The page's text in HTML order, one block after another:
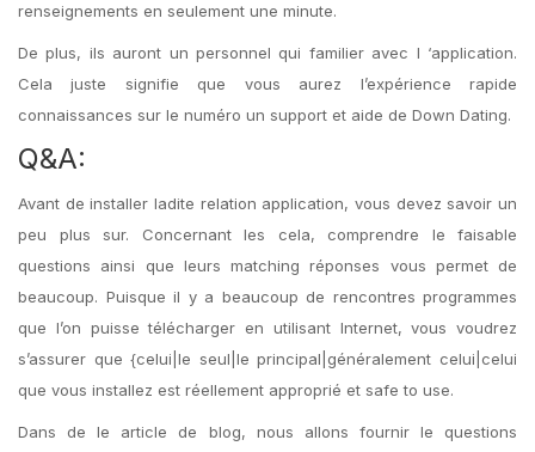
renseignements en seulement une minute.
De plus, ils auront un personnel qui familier avec l ‘application.
Cela juste signifie que vous aurez l’expérience rapide
connaissances sur le numéro un support et aide de Down Dating.
Q&A:
Avant de installer ladite relation application, vous devez savoir un
peu plus sur. Concernant les cela, comprendre le faisable
questions ainsi que leurs matching réponses vous permet de
beaucoup. Puisque il y a beaucoup de rencontres programmes
que l’on puisse télécharger en utilisant Internet, vous voudrez
s’assurer que {celui|le seul|le principal|généralement celui|celui
que vous installez est réellement approprié et safe to use.
Dans de le article de blog, nous allons fournir le questions